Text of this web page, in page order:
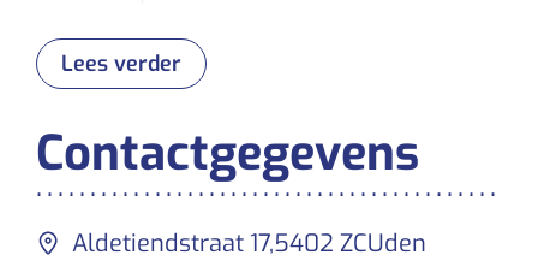
Lees verder
Contactgegevens
Aldetiendstraat 17,5402 ZCUden